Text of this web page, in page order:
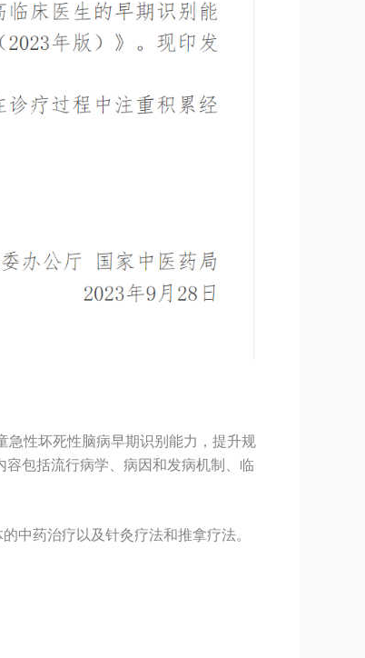
急性坏死性脑病早期识别能力，提升规
包括流行病学、病因和发病机制、临
中药治疗以及针灸疗法和推拿疗法。